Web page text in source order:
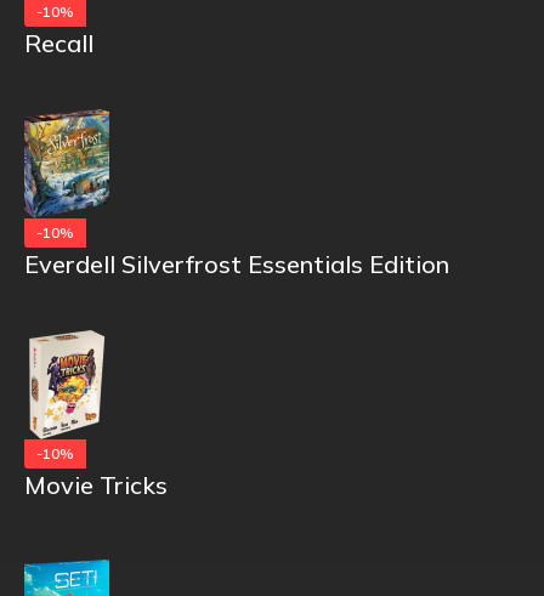
-10%
Recall
-10%
Everdell Silverfrost Essentials Edition
-10%
Movie Tricks